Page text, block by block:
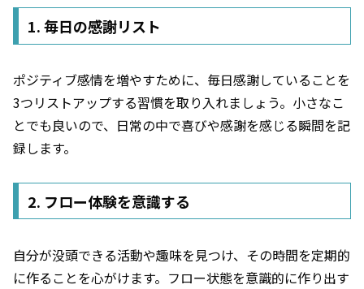
1. 毎日の感謝リスト
ポジティブ感情を増やすために、毎日感謝していることを
3つリストアップする習慣を取り入れましょう。小さなこ
とでも良いので、日常の中で喜びや感謝を感じる瞬間を記
録します。
2. フロー体験を意識する
自分が没頭できる活動や趣味を見つけ、その時間を定期的
に作ることを心がけます。フロー状態を意識的に作り出す